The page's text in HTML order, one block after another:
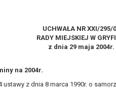
UCHWAŁA NR XXI/295/
RADY MIEJSKIEJ W
z dnia 29 maja 2004r.
na 2004r.
z dnia 8 marca 1990r. o